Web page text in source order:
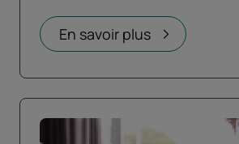
En savoir plus